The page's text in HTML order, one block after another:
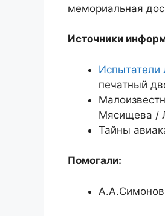
мемориальная
Источники
печатный
Мясищева /
Тайны
Помогали:
А.А.Симонов